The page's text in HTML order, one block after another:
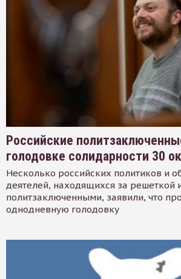
Российские
голодовке солидарности 30
Несколько российских политиков и
деятелей, находящихся за решеткой
политзаключенными, заявили, что
однодневную голодовку